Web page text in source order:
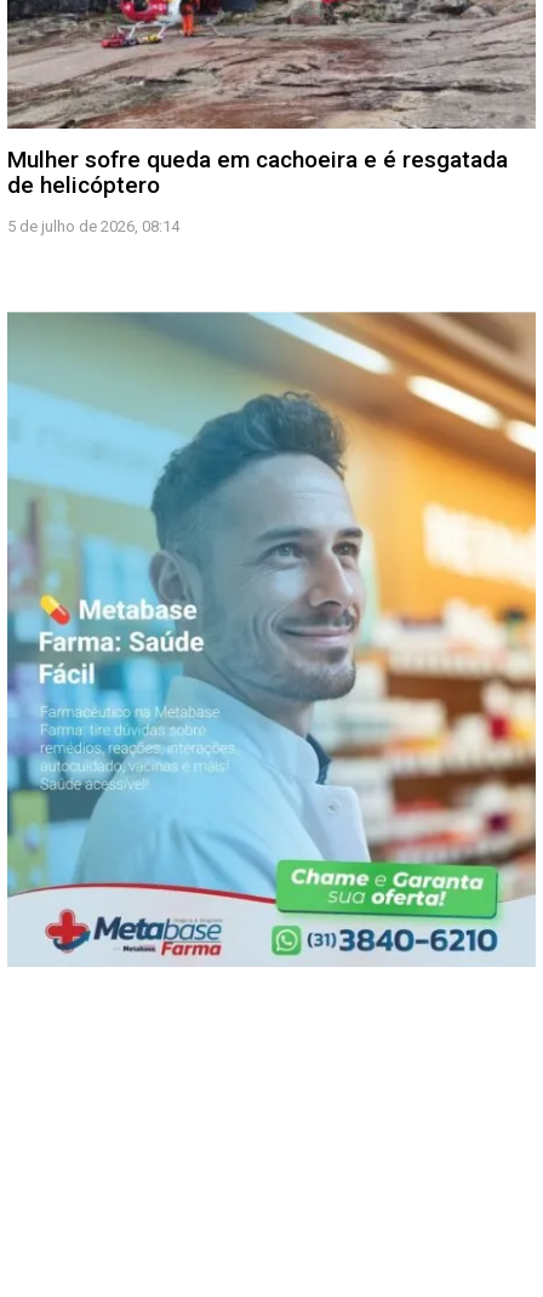
Mulher sofre queda em cachoeira e é resgatada
de helicóptero
5 de julho de 2026, 08:14